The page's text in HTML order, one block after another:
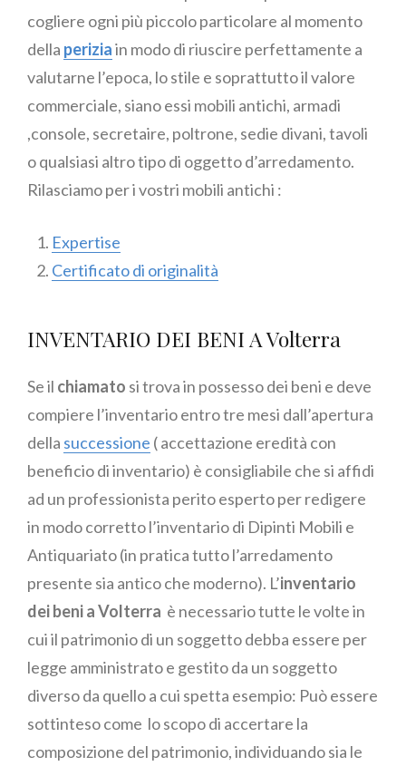
cogliere ogni più piccolo particolare al momento
della periziain modo di riuscire perfettamente a
valutarne l’epoca, lo stile e soprattutto il valore
commerciale, siano essi mobili antichi, armadi
,console, secretaire, poltrone, sedie divani, tavoli
o qualsiasi altro tipo di oggetto d’arredamento.
Rilasciamo per i vostri mobili antichi :
Expertise
Certificato di originalità
INVENTARIO DEI BENI A Volterra
Se il chiamato si trova in possesso dei beni e deve
compiere l’inventario entro tre mesi dall’apertura
della successione ( accettazione eredità con
beneficio di inventario) è consigliabile che si affidi
ad un professionista perito esperto per redigere
in modo corretto l’inventario di Dipinti Mobili e
Antiquariato (in pratica tutto l’arredamento
presente sia antico che moderno). L’inventario
dei beni a Volterra è necessario tutte le volte in
cui il patrimonio di un soggetto debba essere per
legge amministrato e gestito da un soggetto
diverso da quello a cui spetta esempio: Può essere
sottinteso come lo scopo di accertare la
composizione del patrimonio, individuando sia le